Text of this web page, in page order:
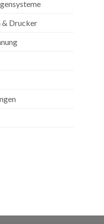
Drucker